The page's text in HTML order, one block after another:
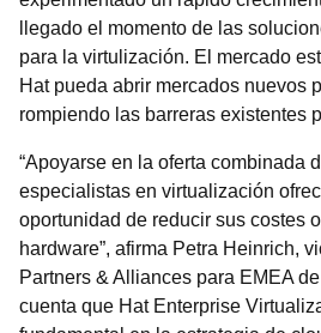
llegado el momento de las
para la virtulización. El mercado
Hat pueda abrir mercados nuevos
rompiendo las barreras existentes
“Apoyarse en la oferta combinada
especialistas en virtualización
oportunidad de reducir sus costes
hardware”, afirma Petra Heinrich,
Partners & Alliances para EMEA
cuenta que Hat Enterprise